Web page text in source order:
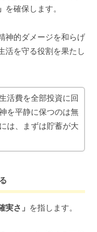
を確保します。
神的ダメージを和らげ
活を守る役割を果たし
活費を全部投資に回
を平静に保つのは無
は、まずは貯蓄が大
実さ」 を指します。